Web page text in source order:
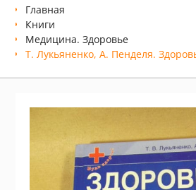
Главная
Книги
Медицина. Здоровье
Т. Лукьяненко, А. Пенделя.